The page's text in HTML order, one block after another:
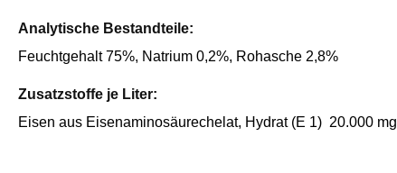
Analytische Bestandteile:
Feuchtgehalt 75%, Natrium 0,2%, Rohasche 2,8%
Zusatzstoffe je Liter:
Eisen aus Eisenaminosäurechelat, Hydrat (E 1) 20.000